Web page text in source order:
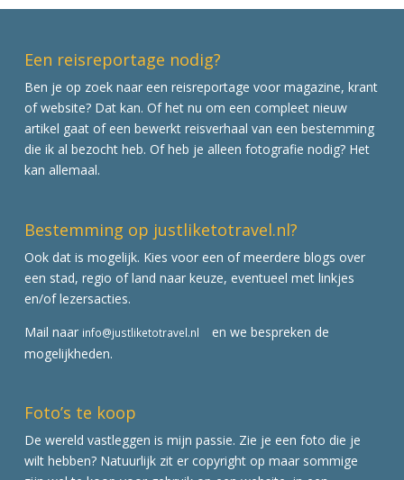
Een reisreportage nodig?
Ben je op zoek naar een reisreportage voor magazine, krant
of website? Dat kan. Of het nu om een compleet nieuw
artikel gaat of een bewerkt reisverhaal van een bestemming
die ik al bezocht heb. Of heb je alleen fotografie nodig? Het
kan allemaal.
Bestemming op justliketotravel.nl?
Ook dat is mogelijk. Kies voor een of meerdere blogs over
een stad, regio of land naar keuze, eventueel met linkjes
en/of lezersacties.
Mail naar info@justliketotravel.nl
en we bespreken de
mogelijkheden.
Foto’s te koop
De wereld vastleggen is mijn passie. Zie je een foto die je
wilt hebben? Natuurlijk zit er copyright op maar sommige